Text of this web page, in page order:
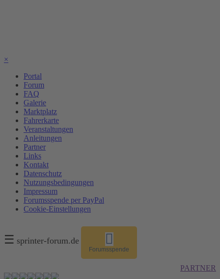
×
Portal
Forum
FAQ
Galerie
Marktplatz
Fahrerkarte
Veranstaltungen
Anleitungen
Partner
Links
Kontakt
Datenschutz
Nutzungsbedingungen
Impressum
Forumsspende per PayPal
Cookie-Einstellungen
☰ sprinter-forum.de
Forumsspende
PARTNER